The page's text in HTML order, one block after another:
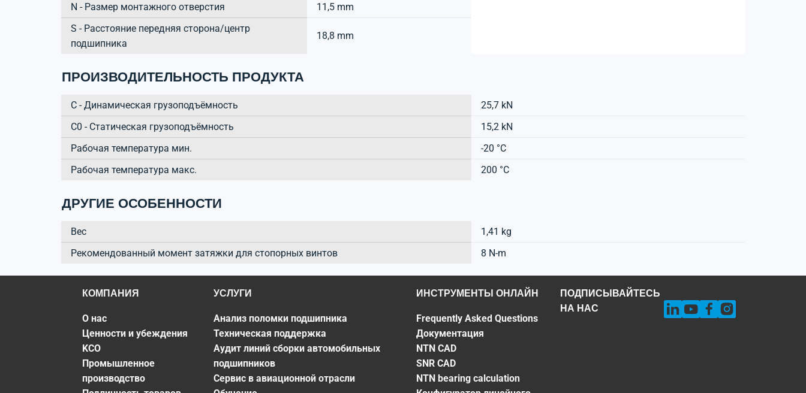
N - Размер монтажного отверстия
11,5 mm
S - Расстояние передняя сторона/центр
подшипника
18,8 mm
ПРОИЗВОДИТЕЛЬНОСТЬ ПРОДУКТА
C - Динамическая грузоподъёмность
25,7 kN
C0 - Статическая грузоподъёмность
15,2 kN
Рабочая температура мин.
-20 °C
Рабочая температура макс.
200 °C
ДРУГИЕ ОСОБЕННОСТИ
Вес
1,41 kg
Рекомендованный момент затяжки для стопорных винтов
8 N-m
КОМПАНИЯ
О нас
Ценности и убеждения
KCO
Промышленное
производство
УСЛУГИ
Анализ поломки подшипника
Техническая поддержка
Аудит линий сборки автомобильных
подшипников
Сервис в авиационной отрасли
ИНСТРУМЕНТЫ ОНЛАЙН
Frequently Asked Questions
Документация
NTN CAD
SNR CAD
NTN bearing calculation
ПОДПИСЫВАЙТЕСЬ
НА НАС